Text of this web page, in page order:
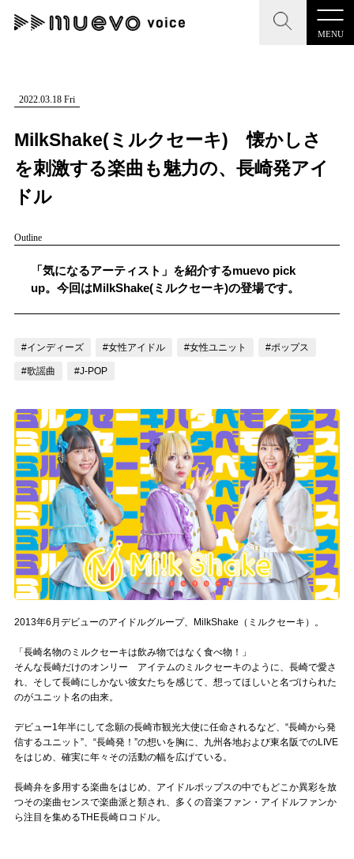
MENU
CLOSE
記事を検索する
#男性シンガー #HR/HM #女性シンガー
CLOSE
"読者の声を形にする”音楽特化メディア
記事一覧
プレスリリース一覧
お問い合わせ
記事リクエスト
ログイン
LINK
muevoクラウドファンディング
muevoコミュニティ
ぶいクラ！by muevo
ぶいコミュ！by muevo
ぶいマガ！ by muevo
Follow us
2022.03.18 Fri
MilkShake(ミルクセーキ) 懐かしさ
を刺激する楽曲も魅力の、長崎発アイ
ドル
Outline
「気になるアーティスト」を紹介するmuevo pick
up。今回はMilkShake(ミルクセーキ)の登場です。
#インディーズ #女性アイドル #女性ユニット #ポップス
#歌謡曲 #J-POP
2013年6月デビューのアイドルグループ、MilkShake（ミルクセーキ）。
「長崎名物のミルクセーキは飲み物ではなく食べ物！」
そんな長崎だけのオンリー アイテムのミルクセーキのように、長崎で愛さ
れ、そして長崎にしかない彼女たちを感じて、想ってほしいと名づけられた
のがユニット名の由来。
デビュー1年半にして念願の長崎市観光大使に任命されるなど、“長崎から発
信するユニット”、“長崎発！”の想いを胸に、九州各地および東名阪でのLIVE
をはじめ、確実に年々その活動の幅を広げている。
長崎弁を多用する楽曲をはじめ、アイドルポップスの中でもどこか異彩を放
つその楽曲センスで楽曲派と類され、多くの音楽ファン・アイドルファンか
ら注目を集めるTHE長崎ロコドル。